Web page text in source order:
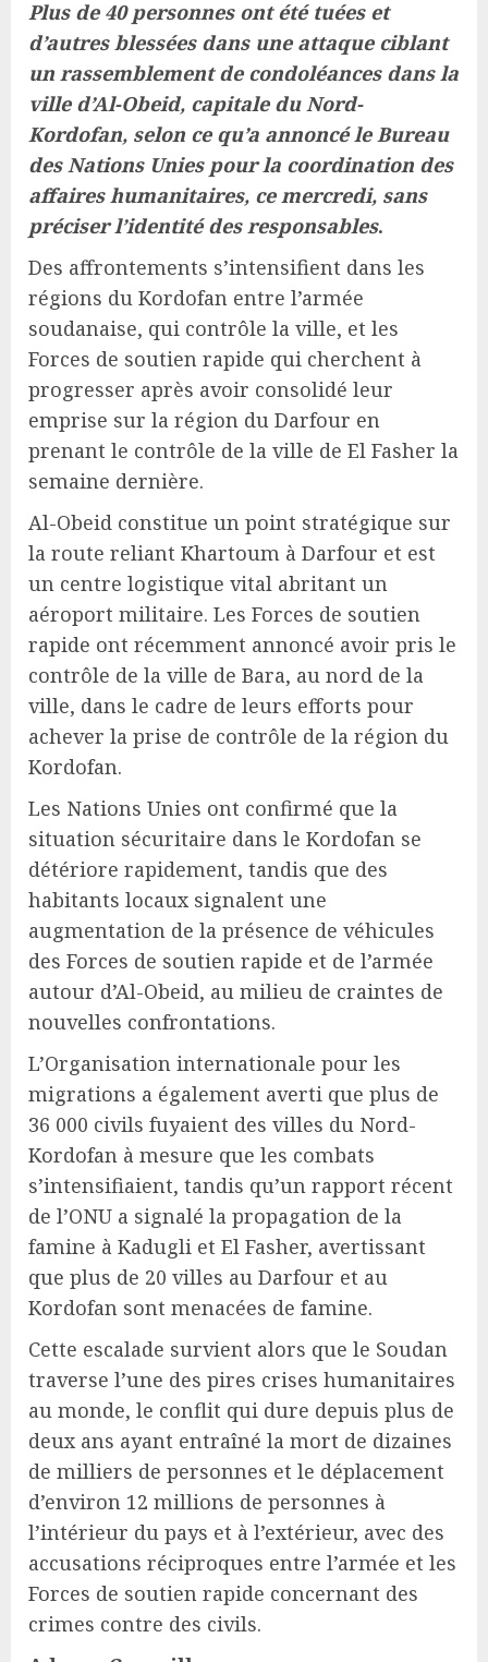
Plus de 40 personnes ont été tuées et
d’autres blessées dans une attaque ciblant
un rassemblement de condoléances dans la
ville d’Al-Obeid, capitale du Nord-
Kordofan, selon ce qu’a annoncé le Bureau
des Nations Unies pour la coordination des
affaires humanitaires, ce mercredi, sans
préciser l’identité des responsables.
Des affrontements s’intensifient dans les
régions du Kordofan entre l’armée
soudanaise, qui contrôle la ville, et les
Forces de soutien rapide qui cherchent à
progresser après avoir consolidé leur
emprise sur la région du Darfour en
prenant le contrôle de la ville de El Fasher la
semaine dernière.
Al-Obeid constitue un point stratégique sur
la route reliant Khartoum à Darfour et est
un centre logistique vital abritant un
aéroport militaire. Les Forces de soutien
rapide ont récemment annoncé avoir pris le
contrôle de la ville de Bara, au nord de la
ville, dans le cadre de leurs efforts pour
achever la prise de contrôle de la région du
Kordofan.
Les Nations Unies ont confirmé que la
situation sécuritaire dans le Kordofan se
détériore rapidement, tandis que des
habitants locaux signalent une
augmentation de la présence de véhicules
des Forces de soutien rapide et de l’armée
autour d’Al-Obeid, au milieu de craintes de
nouvelles confrontations.
L’Organisation internationale pour les
migrations a également averti que plus de
36 000 civils fuyaient des villes du Nord-
Kordofan à mesure que les combats
s’intensifiaient, tandis qu’un rapport récent
de l’ONU a signalé la propagation de la
famine à Kadugli et El Fasher, avertissant
que plus de 20 villes au Darfour et au
Kordofan sont menacées de famine.
Cette escalade survient alors que le Soudan
traverse l’une des pires crises humanitaires
au monde, le conflit qui dure depuis plus de
deux ans ayant entraîné la mort de dizaines
de milliers de personnes et le déplacement
d’environ 12 millions de personnes à
l’intérieur du pays et à l’extérieur, avec des
accusations réciproques entre l’armée et les
Forces de soutien rapide concernant des
crimes contre des civils.